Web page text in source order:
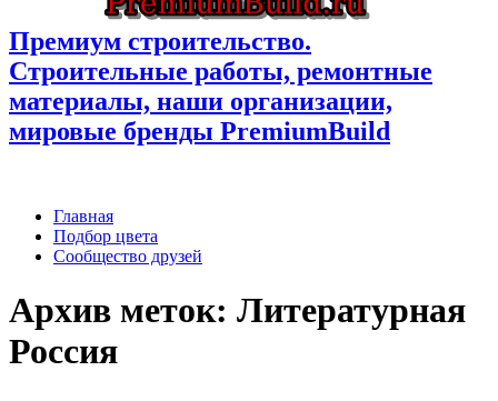
Премиум cтроительство.
Cтроительные работы, ремонтные
материалы, наши организации,
мировые бренды PremiumBuild
Главная
Подбор цвета
Сообщество друзей
Архив меток: Литературная
Россия